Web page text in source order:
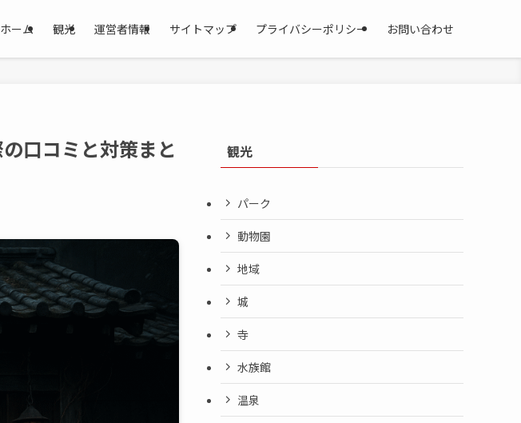
ホーム 観光 運営者情報 サイトマップ プライバシーポリシー お問い合わせ
口コミと対策まと
観光
パーク
動物園
地域
城
寺
水族館
温泉